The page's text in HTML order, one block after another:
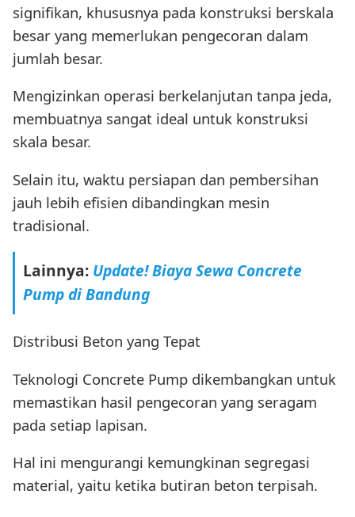
signifikan, khususnya pada konstruksi berskala
besar yang memerlukan pengecoran dalam
jumlah besar.
Mengizinkan operasi berkelanjutan tanpa jeda,
membuatnya sangat ideal untuk konstruksi
skala besar.
Selain itu, waktu persiapan dan pembersihan
jauh lebih efisien dibandingkan mesin
tradisional.
Lainnya: Update! Biaya Sewa Concrete
Pump di Bandung
Distribusi Beton yang Tepat
Teknologi Concrete Pump dikembangkan untuk
memastikan hasil pengecoran yang seragam
pada setiap lapisan.
Hal ini mengurangi kemungkinan segregasi
material, yaitu ketika butiran beton terpisah.